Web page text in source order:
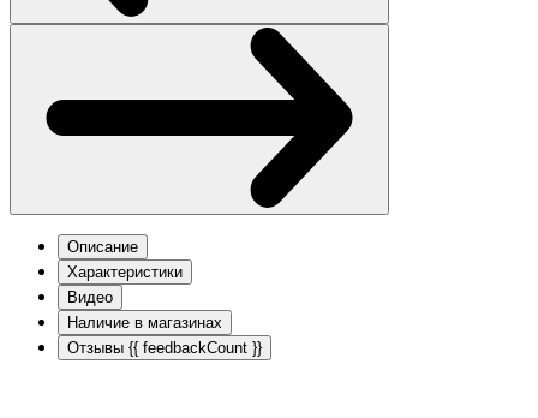
Описание
Характеристики
Видео
Наличие в магазинах
Отзывы {{ feedbackCount }}